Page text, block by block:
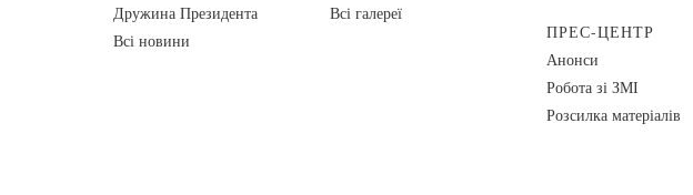
Дружина Президента
Всі новини
Всі галереї
ПРЕС-ЦЕНТР
Анонси
Робота зі ЗМІ
Розсилка матеріалів